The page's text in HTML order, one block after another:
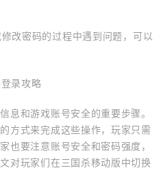
改密码的过程中遇到问题，可以
息和游戏账号安全的重要步骤。
方式来完成这些操作，玩家只需
也要注意账号安全和密码强度，
对玩家们在三国杀移动版中切换